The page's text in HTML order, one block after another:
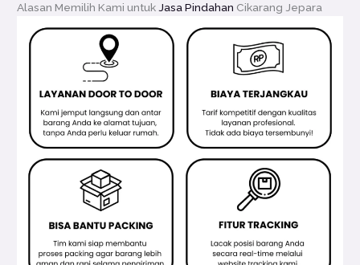
Alasan Memilih Kami untuk Jasa Pindahan Cikarang Jepara